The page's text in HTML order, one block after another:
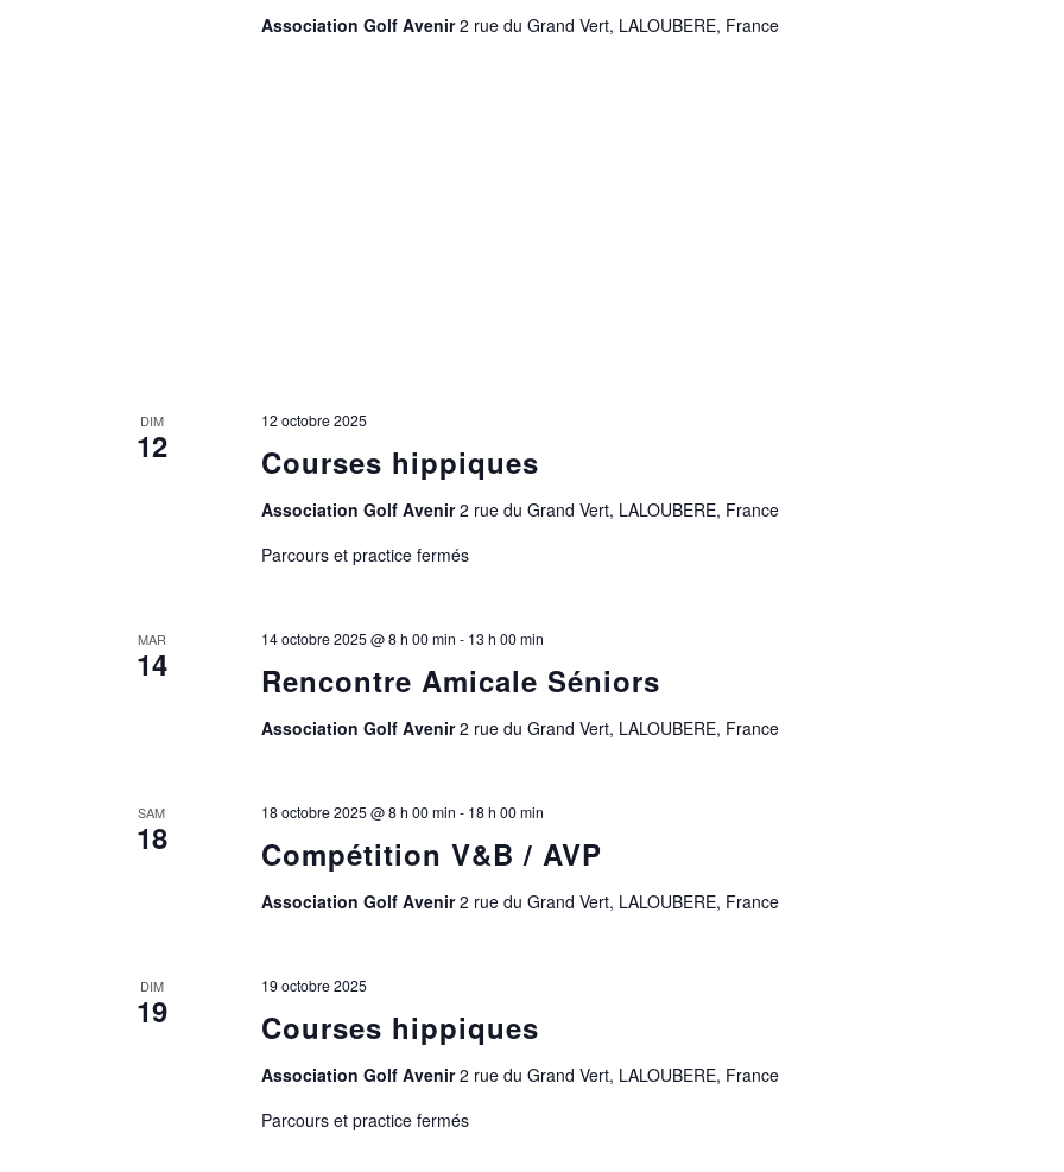
Association Golf Avenir2 rue du Grand Vert, LALOUBERE, France
DIM
12 Courses hippiques
12 octobre 2025
Association Golf Avenir2 rue du Grand Vert, LALOUBERE, France
Parcours et practice fermés
MAR
14 Rencontre Amicale Séniors
14 octobre 2025 @ 8 h 00 min - 13 h 00 min
Association Golf Avenir2 rue du Grand Vert, LALOUBERE, France
SAM
18 Compétition V&B / AVP
18 octobre 2025 @ 8 h 00 min - 18 h 00 min
Association Golf Avenir2 rue du Grand Vert, LALOUBERE, France
DIM
19 Courses hippiques
19 octobre 2025
Association Golf Avenir2 rue du Grand Vert, LALOUBERE, France
Parcours et practice fermés